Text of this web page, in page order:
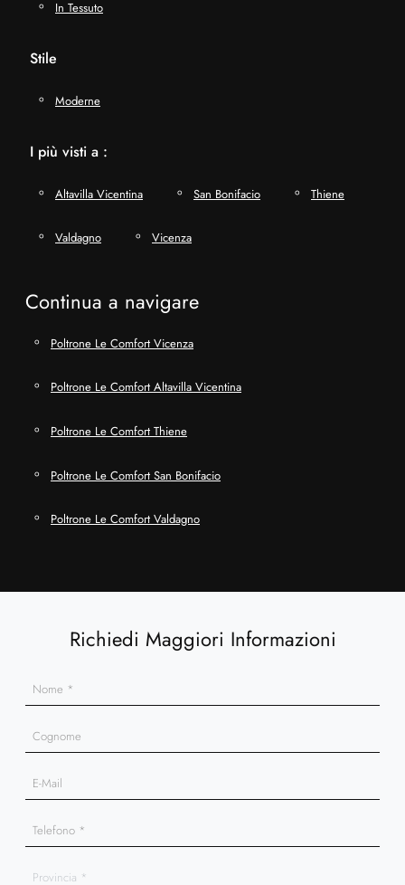
In Tessuto
Stile
Moderne
I più visti a :
Altavilla Vicentina San Bonifacio Thiene
Valdagno Vicenza
Continua a navigare
Poltrone Le Comfort Vicenza
Poltrone Le Comfort Altavilla Vicentina
Poltrone Le Comfort Thiene
Poltrone Le Comfort San Bonifacio
Poltrone Le Comfort Valdagno
Richiedi Maggiori Informazioni